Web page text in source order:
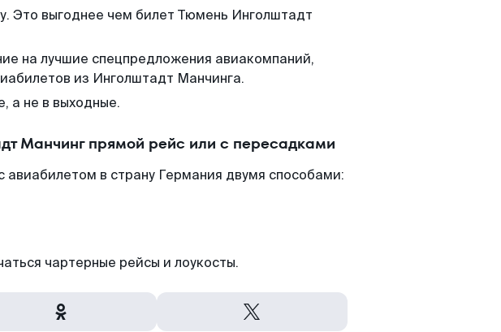
Это выгоднее чем билет Тюмень Инголштадт
на лучшие спецпредложения авиакомпаний,
из Инголштадт Манчинга.
а не в выходные.
Манчинг прямой рейс или с пересадками
в страну Германия двумя способами:
чартерные рейсы и лоукосты.